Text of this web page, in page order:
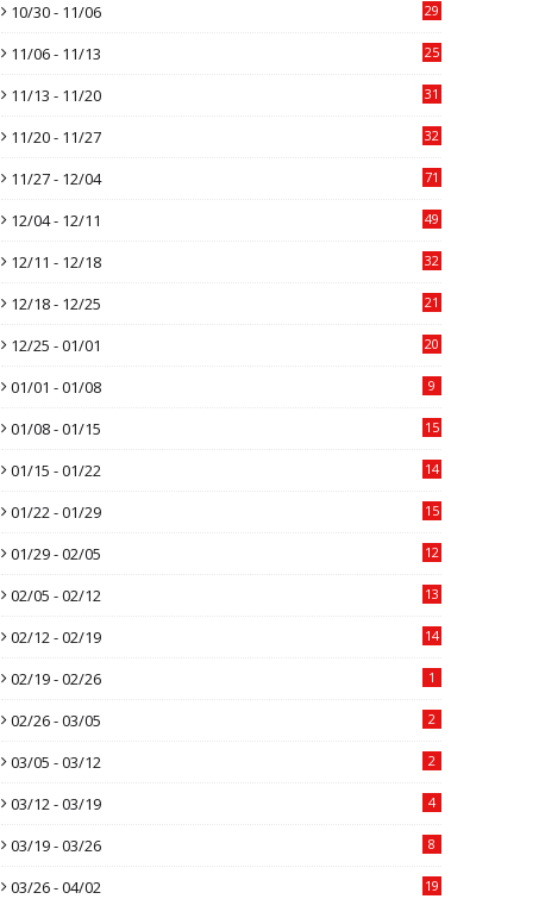
10/30 - 11/06 29
11/06 - 11/13 25
11/13 - 11/20 31
11/20 - 11/27 32
11/27 - 12/04 71
12/04 - 12/11 49
12/11 - 12/18 32
12/18 - 12/25 21
12/25 - 01/01 20
01/01 - 01/08 9
01/08 - 01/15 15
01/15 - 01/22 14
01/22 - 01/29 15
01/29 - 02/05 12
02/05 - 02/12 13
02/12 - 02/19 14
02/19 - 02/26 1
02/26 - 03/05 2
03/05 - 03/12 2
03/12 - 03/19 4
03/19 - 03/26 8
03/26 - 04/02 19